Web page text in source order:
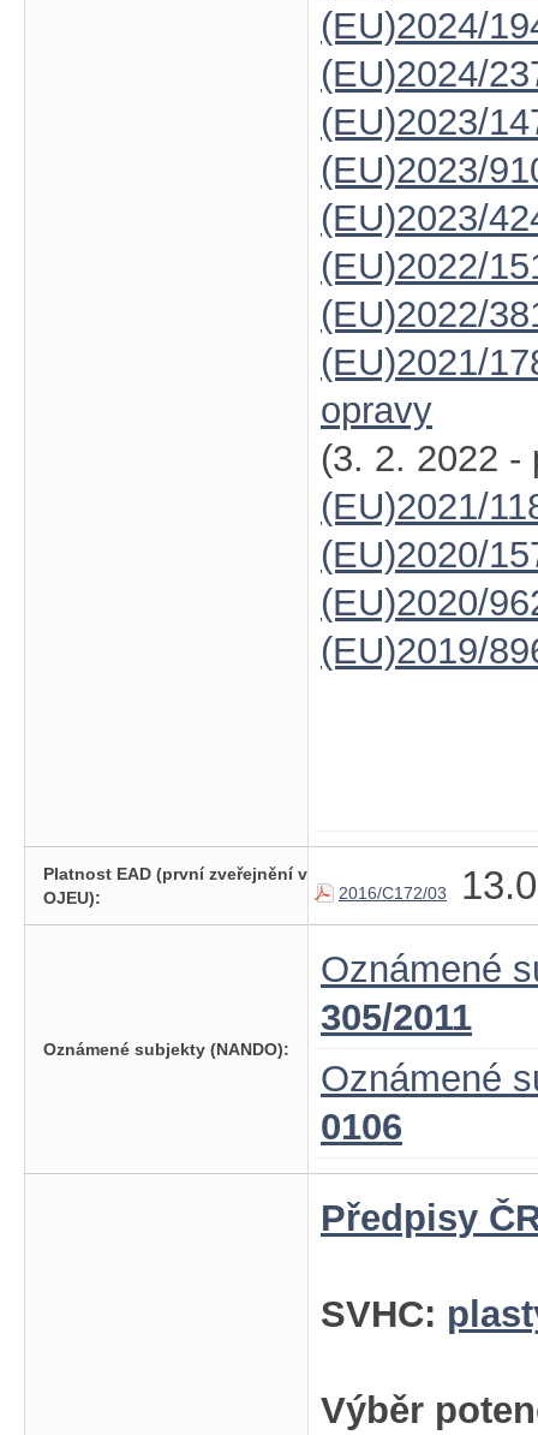
(EU)2024/
(EU)2024/
(EU)2023/
(EU)2023/
(EU)2023/
(EU)2022/
(EU)2022/
(EU)2021/
opravy
(3. 2. 2022 -
(EU)2021/
(EU)2020/
(EU)2020/
(EU)2019/
Platnost EAD (první zveřejnění v
OJEU):
2016/C172/03
Oznámené subjekty (NANDO):
Oznámené
305/2011
Oznámené
0106
Předpisy
SVHC:
Výběr